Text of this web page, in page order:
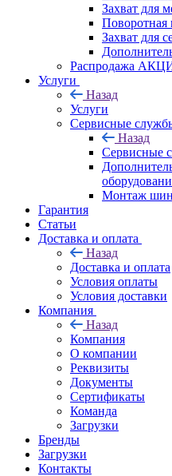
Захват для
Поворотная
Захват для
Распродажа
Услуги
Назад
Услуги
Сервисные
Назад
Сервисные
Монтаж шин
Гарантия
Статьи
Доставка и оплата
Назад
Доставка и оплата
Условия оплаты
Условия доставки
Компания
Назад
Компания
О компании
Реквизиты
Документы
Сертификаты
Команда
Загрузки
Бренды
Загрузки
Контакты